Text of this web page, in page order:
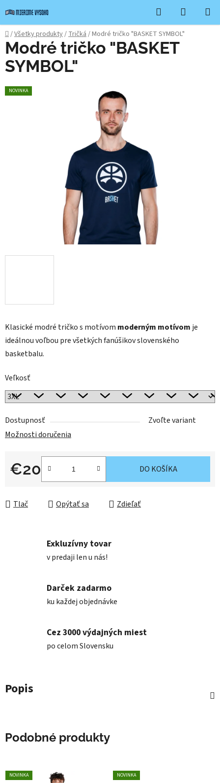
na
obsah
Hľadať
KOŠÍK
Domov
/Všetky produkty/Tričká/Modré tričko "BASKET SYMBOL"
Klasické modré tričko s motívom moderným motívom je
ideálnou voľbou pre všetkých fanúšikov slovenského
basketbalu.
Veľkosť
Dostupnosť
Zvoľte variant
Možnosti doručenia
€20
Jednotková cena:
DO KOŠÍKA
Tlač Opýtať sa Zdieľať
Modré tričko "BASKET
SYMBOL"
NOVINKA
Exkluzívny tovar
v predaji len u nás!
Darček zadarmo
ku každej objednávke
Cez 3000 výdajných miest
po celom Slovensku
Popis
Podobné produkty
NOVINKA NOVINKA